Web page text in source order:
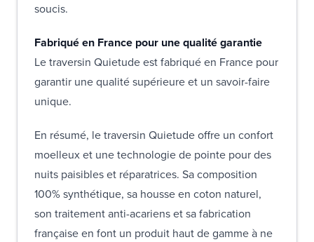
soucis.
Fabriqué en France pour une qualité garantie
Le traversin Quietude est fabriqué en France pour
garantir une qualité supérieure et un savoir-faire
unique.
En résumé, le traversin Quietude offre un confort
moelleux et une technologie de pointe pour des
nuits paisibles et réparatrices. Sa composition
100% synthétique, sa housse en coton naturel,
son traitement anti-acariens et sa fabrication
française en font un produit haut de gamme à ne